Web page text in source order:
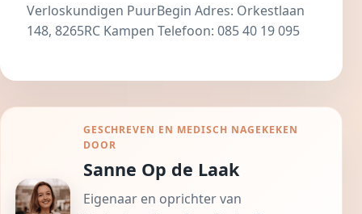
Verloskundigen PuurBegin Adres: Orkestlaan
148, 8265RC Kampen Telefoon: 085 40 19 095
GESCHREVEN EN MEDISCH NAGEKEKEN
DOOR
Sanne Op de Laak
Eigenaar en oprichter van